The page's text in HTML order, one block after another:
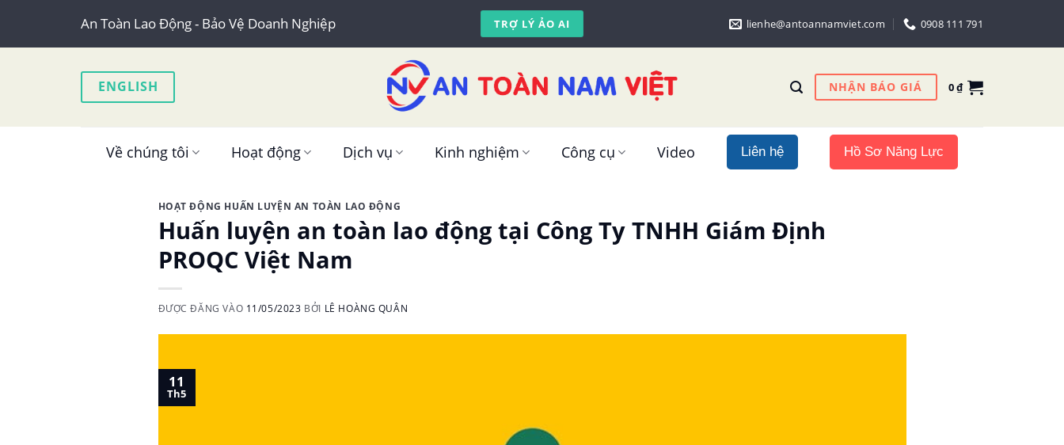
content
An Toàn Lao Động - Bảo Vệ Doanh Nghiệp TRỢ LÝ ẢO AI lienhe@antoannamviet.com 0908 111 791
ENGLISH NHẬN BÁO GIÁ 0₫
Về chúng tôi Hoạt động Dịch vụ Kinh nghiệm Công cụ Video Liên hệ Hồ Sơ Năng Lực
HOẠT ĐỘNG HUẤN LUYỆN AN TOÀN LAO ĐỘNG
Huấn luyện an toàn lao động tại Công Ty TNHH Giám Định
PROQC Việt Nam
ĐƯỢC ĐĂNG VÀO 11/05/2023 BỞI LÊ HOÀNG QUÂN
11
Th5